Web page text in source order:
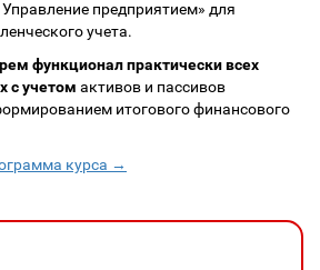
предприятием» для
учета.
функционал практически всех
с учетом активов и пассивов
итогового финансового
курса →